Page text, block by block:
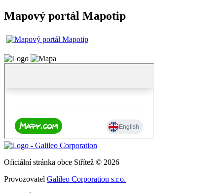
Mapový portál Mapotip
Oficiální stránka obce Střítež © 2026
Provozovatel Galileo Corporation s.r.o.